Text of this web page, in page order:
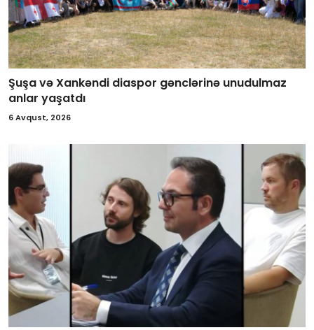
Şuşa və Xankəndi diaspor gənclərinə unudulmaz
anlar yaşatdı
6 Avqust, 2026